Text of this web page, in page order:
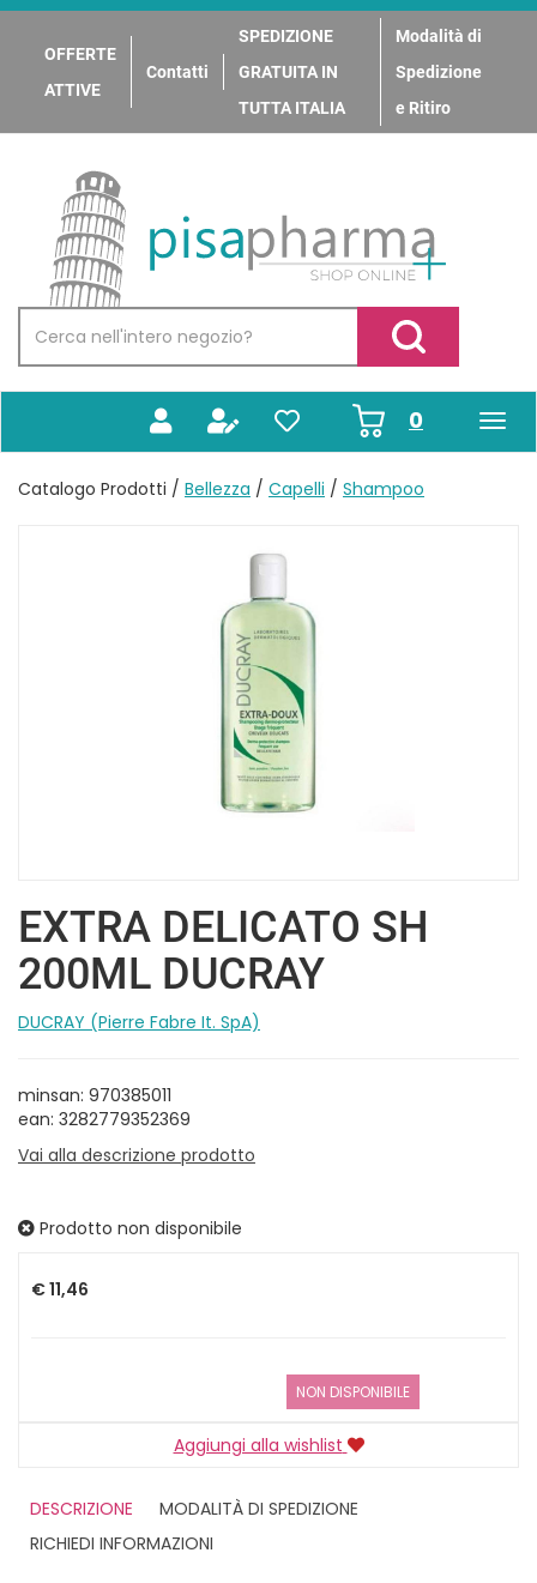
Passa
contenuto
principale
OFFERTE
ATTIVE
Contatti
SPEDIZIONE
GRATUITA IN
TUTTA ITALIA
Modalità di
Spedizione
e Ritiro
PisaPharma
Prodotto
Cerca Prodotto
0prodotti
inseriti
Catalogo Prodotti / Bellezza / Capelli / Shampoo
EXTRA DELICATO SH
200ML DUCRAY
DUCRAY (Pierre Fabre It. SpA)
minsan: 970385011
ean: 3282779352369
Vai alla descrizione prodotto
Prodotto non disponibile
€ 11,46
NON DISPONIBILE
Aggiungi alla wishlist
DESCRIZIONE
MODALITÀ DI SPEDIZIONE
RICHIEDI INFORMAZIONI